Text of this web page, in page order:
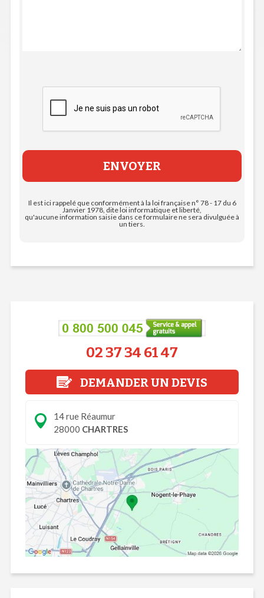
02 37 34 61 47
DEMANDER UN DEVIS
14 rue Réaumur
28000 CHARTRES
Il est ici rappelé que conformément à la loi française n° 78 - 17 du 6
Janvier 1978, dite loi informatique et liberté,
qu'aucune information saisie dans ce formulaire ne sera divulguée à
un tiers.